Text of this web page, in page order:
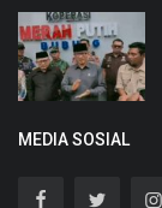
MEDIA SOSIAL